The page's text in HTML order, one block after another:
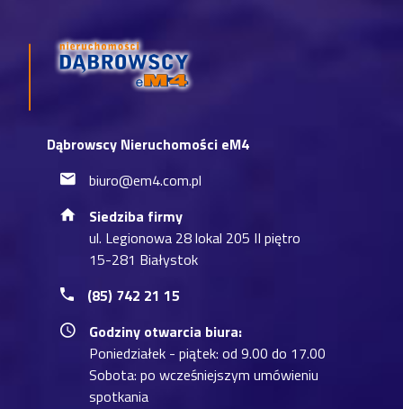
Dąbrowscy Nieruchomości eM4
biuro@em4.com.pl
Siedziba firmy
ul. Legionowa 28 lokal 205 II piętro
15-281 Białystok
(85) 742 21 15
Godziny otwarcia biura:
Poniedziałek - piątek: od 9.00 do 17.00
Sobota: po wcześniejszym umówieniu
spotkania